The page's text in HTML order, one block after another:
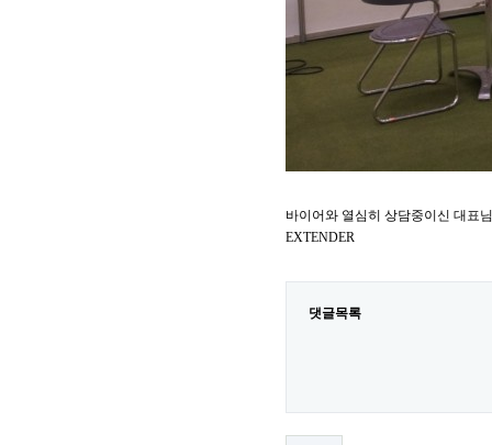
바이어와 열심히 상담중이신 대표
EXTENDER
댓글목록